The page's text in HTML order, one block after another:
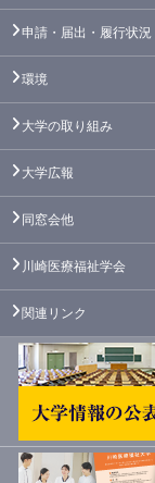
申請・届出・履行状況
環境
大学の取り組み
大学広報
同窓会他
川崎医療福祉学会
関連リンク